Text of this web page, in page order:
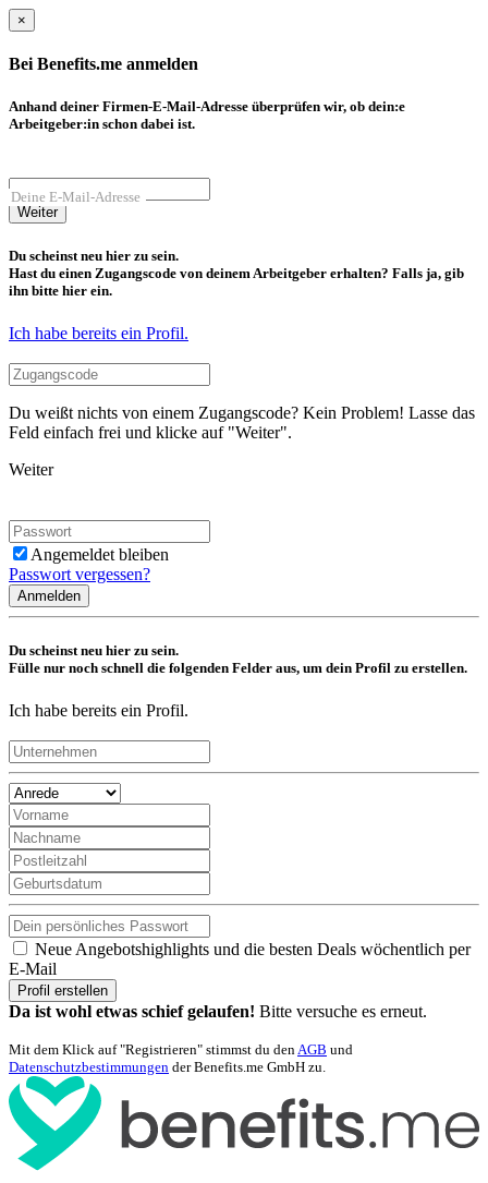
×
Bei Benefits.me anmelden
Anhand deiner Firmen-E-Mail-Adresse überprüfen wir, ob dein:e
Arbeitgeber:in schon dabei ist.
Deine E-Mail-Adresse
Weiter
Du scheinst neu hier zu sein.
Hast du einen Zugangscode von deinem Arbeitgeber erhalten? Falls ja, gib
ihn bitte hier ein.
Ich habe bereits ein Profil.
Du weißt nichts von einem Zugangscode? Kein Problem! Lasse das
Feld einfach frei und klicke auf "Weiter".
Weiter
Angemeldet bleiben
Passwort vergessen?
Anmelden
Du scheinst neu hier zu sein.
Fülle nur noch schnell die folgenden Felder aus, um dein Profil zu erstellen.
Ich habe bereits ein Profil.
Neue Angebotshighlights und die besten Deals wöchentlich per
E-Mail
Profil erstellen
Da ist wohl etwas schief gelaufen! Bitte versuche es erneut.
Mit dem Klick auf "Registrieren" stimmst du denAGB und
Datenschutzbestimmungen der Benefits.me GmbH zu.